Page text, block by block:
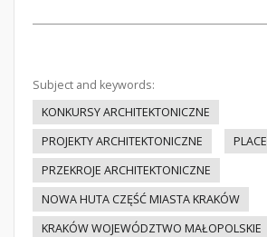
Subject and keywords:
KONKURSY ARCHITEKTONICZNE
PROJEKTY ARCHITEKTONICZNE
PLACE
PRZEKROJE ARCHITEKTONICZNE
NOWA HUTA CZĘŚĆ MIASTA KRAKÓW
KRAKÓW WOJEWÓDZTWO MAŁOPOLSKIE